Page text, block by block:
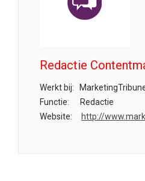
Redactie
Werkt bij:
Functie:
Redactie
Website:
http://